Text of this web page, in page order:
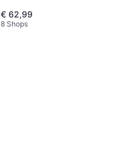
€ 62,99
8 Shops